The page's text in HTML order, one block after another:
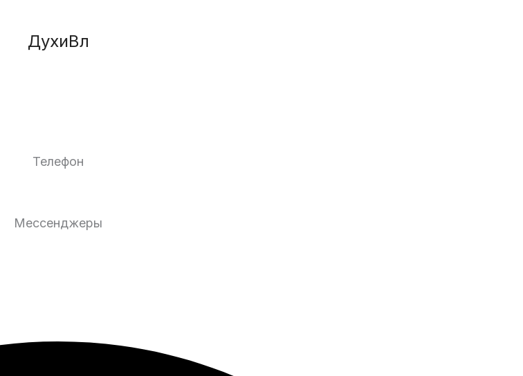
ДухиВл
Телефон
Мессенджеры